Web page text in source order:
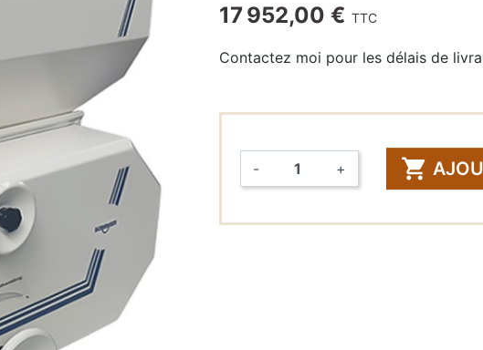
Raccords
Tuyaux (John
Guest,
FONTAINES
À EAU
Fontaines à
17 952,00 € TTC
Contactez moi pour les délais de
Quantité
- + 